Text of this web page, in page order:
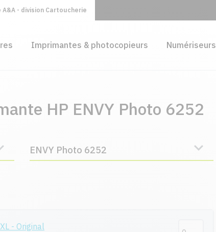
A&A - division Cartoucherie
Imprimantes & photocopieurs Numériseurs
HP ENVY Photo 6252
ENVY Photo 6252
- Original